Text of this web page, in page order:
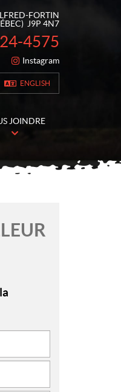
FORTIN
J9P 4N7
: 4575
SUIVEZ-NOUS
Instagram
ENGLISH
JOINDRE